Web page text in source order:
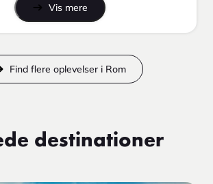
Vis mere
Find flere oplevelser i Rom
destinationer